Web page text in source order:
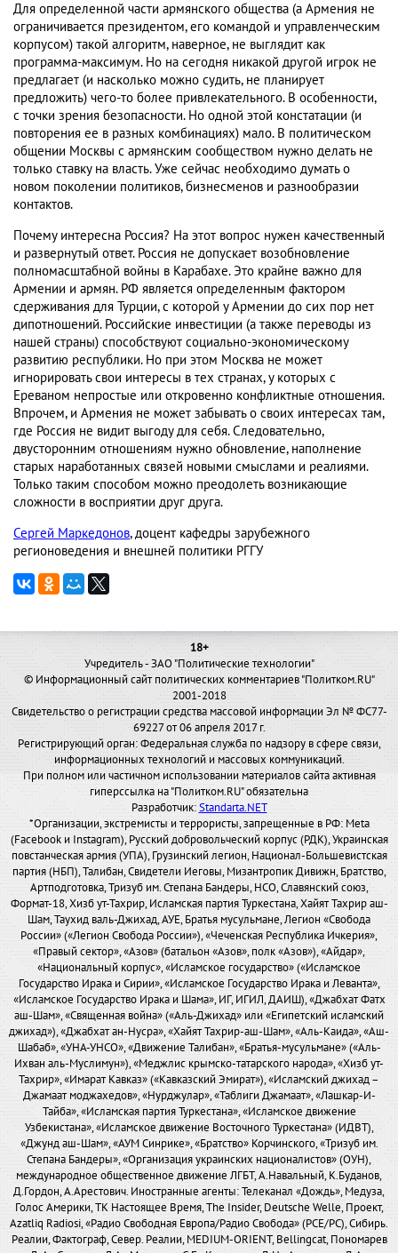
Для определенной части армянского общества (а Армения не
ограничивается президентом, его командой и управленческим
корпусом) такой алгоритм, наверное, не выглядит как
программа-максимум. Но на сегодня никакой другой игрок не
предлагает (и насколько можно судить, не планирует
предложить) чего-то более привлекательного. В особенности,
с точки зрения безопасности. Но одной этой констатации (и
повторения ее в разных комбинациях) мало. В политическом
общении Москвы с армянским сообществом нужно делать не
только ставку на власть. Уже сейчас необходимо думать о
новом поколении политиков, бизнесменов и разнообразии
контактов.
Почему интересна Россия? На этот вопрос нужен качественный
и развернутый ответ. Россия не допускает возобновление
полномасштабной войны в Карабахе. Это крайне важно для
Армении и армян. РФ является определенным фактором
сдерживания для Турции, с которой у Армении до сих пор нет
дипотношений. Российские инвестиции (а также переводы из
нашей страны) способствуют социально-экономическому
развитию республики. Но при этом Москва не может
игнорировать свои интересы в тех странах, у которых с
Ереваном непростые или откровенно конфликтные отношения.
Впрочем, и Армения не может забывать о своих интересах там,
где Россия не видит выгоду для себя. Следовательно,
двусторонним отношениям нужно обновление, наполнение
старых наработанных связей новыми смыслами и реалиями.
Только таким способом можно преодолеть возникающие
сложности в восприятии друг друга.
Сергей Маркедонов, доцент кафедры зарубежного
регионоведения и внешней политики РГГУ
18+
Учредитель - ЗАО "Политические технологии"
© Информационный сайт политических комментариев "Политком.RU"
2001-2018
Свидетельство о регистрации средства массовой информации Эл № ФС77-
69227 от 06 апреля 2017 г.
Регистрирующий орган: Федеральная служба по надзору в сфере связи,
информационных технологий и массовых коммуникаций.
При полном или частичном использовании материалов сайта активная
гиперссылка на "Политком.RU" обязательна
Разработчик:Standarta.NET
*Организации, экстремисты и террористы, запрещенные в РФ: Meta
(Facebook и Instagram), Русский добровольческий корпус (РДК), Украинская
повстанческая армия (УПА), Грузинский легион, Национал-Большевистская
партия (НБП), Талибан, Свидетели Иеговы, Мизантропик Дивижн, Братство,
Артподготовка, Тризуб им. Степана Бандеры, НСО, Славянский союз,
Формат-18, Хизб ут-Тахрир, Исламская партия Туркестана, Хайят Тахрир аш-
Шам, Таухид валь-Джихад, АУЕ, Братья мусульмане, Легион «Свобода
России» («Легион Свобода России»), «Чеченская Республика Ичкерия»,
«Правый сектор», «Азов» (батальон «Азов», полк «Азов»), «Айдар»,
«Национальный корпус», «Исламское государство» («Исламское
Государство Ирака и Сирии», «Исламское Государство Ирака и Леванта»,
«Исламское Государство Ирака и Шама», ИГ, ИГИЛ, ДАИШ), «Джабхат Фатх
аш-Шам», «Священная война» («Аль-Джихад» или «Египетский исламский
джихад»), «Джабхат ан-Нусра», «Хайят Тахрир-аш-Шам», «Аль-Каида», «Аш-
Шабаб», «УНА-УНСО», «Движение Талибан», «Братья-мусульмане» («Аль-
Ихван аль-Муслимун»), «Меджлис крымско-татарского народа», «Хизб ут-
Тахрир», «Имарат Кавказ» («Кавказский Эмират»), «Исламский джихад –
Джамаат моджахедов», «Нурджулар», «Таблиги Джамаат», «Лашкар-И-
Тайба», «Исламская партия Туркестана», «Исламское движение
Узбекистана», «Исламское движение Восточного Туркестана» (ИДВТ),
«Джунд аш-Шам», «АУМ Синрике», «Братство» Корчинского, «Тризуб им.
Степана Бандеры», «Организация украинских националистов» (ОУН),
международное общественное движение ЛГБТ, А.Навальный, К.Буданов,
Д.Гордон, А.Арестович. Иностранные агенты: Телеканал «Дождь», Медуза,
Голос Америки, ТК Настоящее Время, The Insider, Deutsche Welle, Проект,
Azatliq Radiosi, «Радио Свободная Европа/Радио Свобода» (PCE/PC), Сибирь.
Реалии, Фактограф, Север. Реалии, MEDIUM-ORIENT, Bellingcat, Пономарев